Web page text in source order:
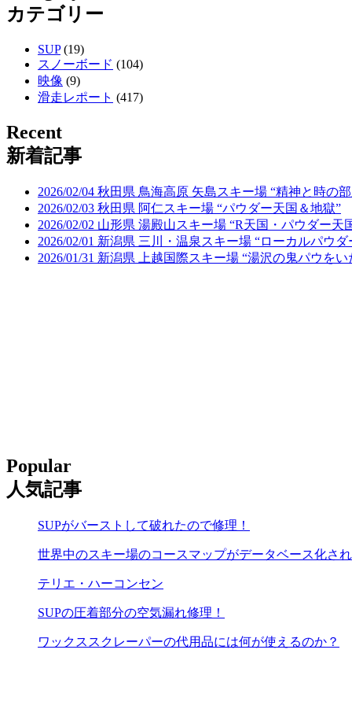
カテゴリー
SUP(19)
スノーボード (104)
映像 (9)
滑走レポート (417)
Recent
新着記事
2026/02/04 秋田県 鳥海高原 矢島スキー場 “精神と時の
2026/02/03 秋田県 阿仁スキー場 “パウダー天国＆地獄”
2026/02/02 山形県 湯殿山スキー場 “R天国・パウダー天
2026/02/01 新潟県 三川・温泉スキー場 “ローカルパウダ
2026/01/31 新潟県 上越国際スキー場 “湯沢の鬼パウをい
Popular
人気記事
SUPがバーストして破れたので修理！
世界中のスキー場のコースマップがデータベース化さ
テリエ・ハーコンセン
SUPの圧着部分の空気漏れ修理！
ワックススクレーパーの代用品には何が使えるのか？